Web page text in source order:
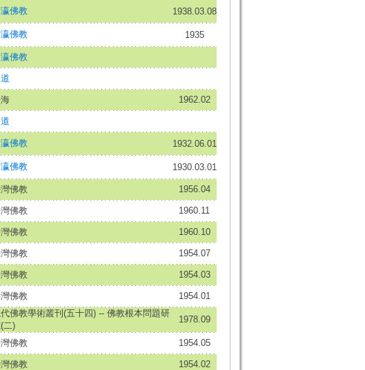
佛教 1938.03.08
佛教 1935
佛教
1962.02
佛教 1932.06.01
佛教 1930.03.01
佛教 1956.04
佛教 1960.11
佛教 1960.10
佛教 1954.07
佛教 1954.03
佛教 1954.01
佛教學術叢刊(五十四) -- 佛教根本問題研
二)
1978.09
佛教 1954.05
佛教 1954.02